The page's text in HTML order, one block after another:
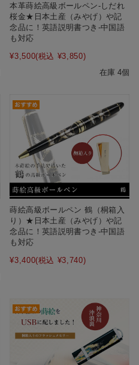
本革蒔絵高級ボールペン‐しだれ
桜金★日本土産（みやげ）や記
念品に！英語説明書つき-中国語
も対応
¥3,500(税込 ¥3,850)
在庫 4個
蒔絵高級ボールペン 鶴（桐箱入
り）★日本土産（みやげ）や記
念品に！英語説明書つき-中国語
も対応
¥3,400(税込 ¥3,740)